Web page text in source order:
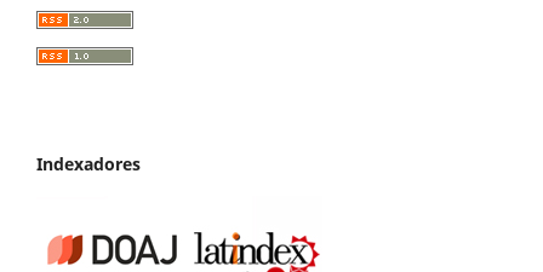
Indexadores